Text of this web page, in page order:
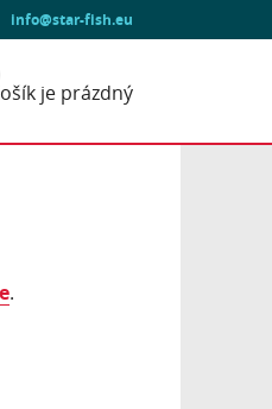
info@star-fish.eu
je prázdný
.